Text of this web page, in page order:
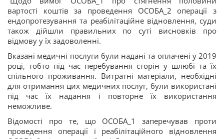
вартості коштів за проведення ОСОБА_2 операції з
ендопротезування та реабілітаційне відновлення, суди
також дійшли правильних по суті висновків про
відмову у їх задоволенні.
Вказані медичні послуги були надані та оплачені у 2019
році, тобто під час перебування сторін у шлюбі та їх
спільного проживання. Витратні матеріали, необхідні
для отримання цих медичних послуг, були використані
під час їх надання і повторне їх використання
неможливе.
Відомості про те, що ОСОБА_1 заперечував проти
проведення операції і реабілітаційного відновлення